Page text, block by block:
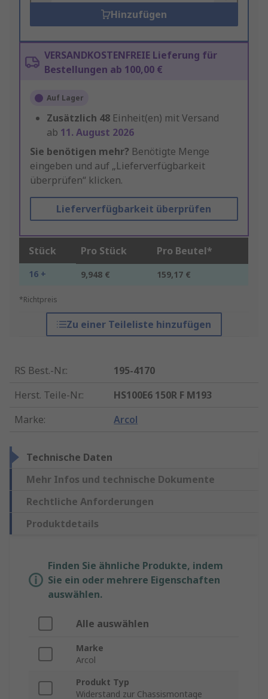
Hinzufügen
VERSANDKOSTENFREIE Lieferung für
Bestellungen ab 100,00 €
Auf Lager
Zusätzlich 48 Einheit(en) mit Versand
ab 11. August 2026
Sie benötigen mehr? Benötigte Menge
eingeben und auf „Lieferverfügbarkeit
überprüfen“ klicken.
Lieferverfügbarkeit überprüfen
Stück Pro Stück Pro Beutel*
16 + 9,948 € 159,17 €
*Richtpreis
Zu einer Teileliste hinzufügen
RS Best.-Nr.:
195-4170
Herst. Teile-Nr.:
HS100E6 150R F M193
Marke: Arcol
Technische Daten
Mehr Infos und technische Dokumente
Rechtliche Anforderungen
Produktdetails
Finden Sie ähnliche Produkte, indem
Sie ein oder mehrere Eigenschaften
auswählen.
Alle auswählen
Marke
Arcol
Produkt Typ
Widerstand zur Chassismontage